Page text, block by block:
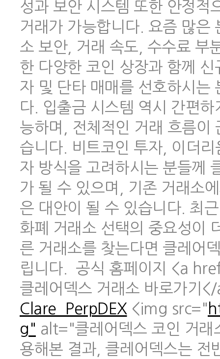
성과 보안 시스템 또한 안정적
거래가 가능합니다. 요즘 많은
소 보안, 거래 속도, 수수료 부
한 다양한 코인 상장과 함께
자 및 단타 매매를 선호하시는
다. 입출금 시스템 역시 간편
능하며, 전체적인 거래 흐름이
습니다. 비트코인 투자, 이더
자 방식을 고려하시는 분들께
가 될 수 있으며, 기존 거래소
은 대안이 될 수 있습니다. 최
화폐 거래소 선택의 중요성이
른 거래소를 찾는다면 클레어
립니다. 공식 홈페이지 <a
클레어덱스 거래소 바로가기
Clare_PerpDEX <img src="
g" alt="클레어덱스 코인 거래
용해본 결과, 클레어덱스는 전